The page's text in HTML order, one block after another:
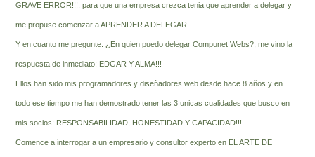
GRAVE ERROR!!!, para que una empresa crezca tenia que aprender a delegar y
me propuse comenzar a APRENDER A DELEGAR.
Y en cuanto me pregunte: ¿En quien puedo delegar Compunet Webs?, me vino la
respuesta de inmediato: EDGAR Y ALMA!!!
Ellos han sido mis programadores y diseñadores web desde hace 8 años y en
todo ese tiempo me han demostrado tener las 3 unicas cualidades que busco en
mis socios: RESPONSABILIDAD, HONESTIDAD Y CAPACIDAD!!!
Comence a interrogar a un empresario y consultor experto en EL ARTE DE